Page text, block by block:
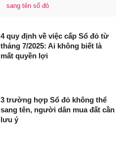
sang tên sổ đỏ
4 quy định về việc cấp Sổ đỏ từ
tháng 7/2025: Ai không biết là
mất quyền lợi
3 trường hợp Sổ đỏ không thể
sang tên, người dân mua đất cần
lưu ý